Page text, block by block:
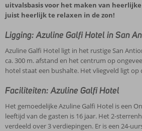
uitvalsbasis voor het maken van
juist heerlijk te relaxen in de zon!
Ligging: Azuline Galfi Hotel in San
Azuline Galfi Hotel ligt in het rustige San
ca. 300 m. afstand en het centrum op
hotel staat een bushalte. Het vliegveld ligt op
Faciliteiten: Azuline Galfi Hotel
Het gemoedelijke Azuline Galfi Hotel is een
leeftijd van de gasten is 16 jaar. Het 2-
verdeeld over 3 verdiepingen. Er is een 24-